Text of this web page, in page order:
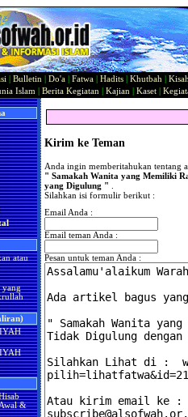
Bulletin Do'a Fatwa Hadits Khutbah
Islam Berita Kegiatan Kajian Kaset|
atau
yang
&
Kirim ke Teman
Anda ingin memberitahukan tentang
" Samakah Wanita yang Memiliki
yang Digulung "
Silahkan isi formulir berikut :
Email Anda :
Email teman Anda :
Pesan untuk teman Anda :